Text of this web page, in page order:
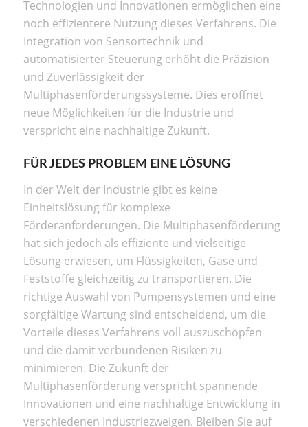
Technologien und Innovationen ermöglichen eine
noch effizientere Nutzung dieses Verfahrens. Die
Integration von Sensortechnik und
automatisierter Steuerung erhöht die Präzision
und Zuverlässigkeit der
Multiphasenförderungssysteme. Dies eröffnet
neue Möglichkeiten für die Industrie und
verspricht eine nachhaltige Zukunft.
FÜR JEDES PROBLEM EINE LÖSUNG
In der Welt der Industrie gibt es keine
Einheitslösung für komplexe
Förderanforderungen. Die Multiphasenförderung
hat sich jedoch als effiziente und vielseitige
Lösung erwiesen, um Flüssigkeiten, Gase und
Feststoffe gleichzeitig zu transportieren. Die
richtige Auswahl von Pumpensystemen und eine
sorgfältige Wartung sind entscheidend, um die
Vorteile dieses Verfahrens voll auszuschöpfen
und die damit verbundenen Risiken zu
minimieren. Die Zukunft der
Multiphasenförderung verspricht spannende
Innovationen und eine nachhaltige Entwicklung in
verschiedenen Industriezweigen. Bleiben Sie auf